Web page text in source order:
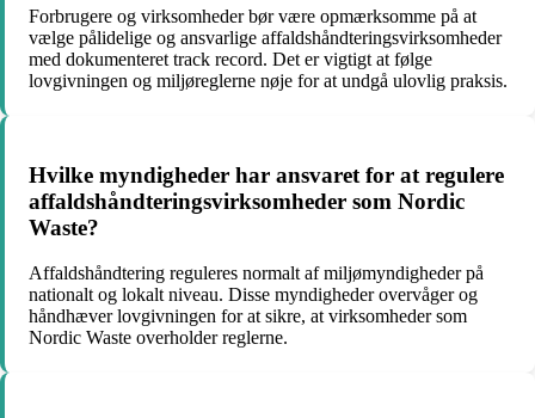
Forbrugere og virksomheder bør være opmærksomme på at
vælge pålidelige og ansvarlige affaldshåndteringsvirksomheder
med dokumenteret track record. Det er vigtigt at følge
lovgivningen og miljøreglerne nøje for at undgå ulovlig praksis.
Hvilke myndigheder har ansvaret for at regulere
affaldshåndteringsvirksomheder som Nordic
Waste?
Affaldshåndtering reguleres normalt af miljømyndigheder på
nationalt og lokalt niveau. Disse myndigheder overvåger og
håndhæver lovgivningen for at sikre, at virksomheder som
Nordic Waste overholder reglerne.